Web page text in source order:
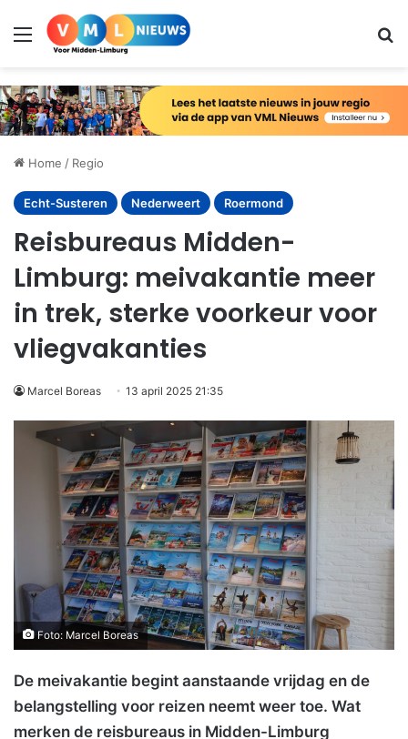
Menu
Home / Regio
Echt-Susteren Nederweert Roermond
Reisbureaus Midden-
Limburg: meivakantie meer
in trek, sterke voorkeur voor
vliegvakanties
Marcel Boreas 13 april 2025 21:35
Foto: Marcel Boreas
De meivakantie begint aanstaande vrijdag en de
belangstelling voor reizen neemt weer toe. Wat
merken de reisbureaus in Midden-Limburg